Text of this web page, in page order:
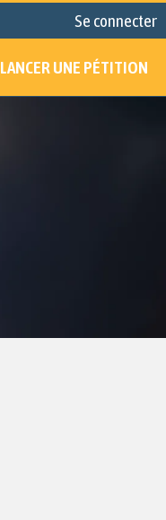
Se connecter
LANCER UNE PÉTITION